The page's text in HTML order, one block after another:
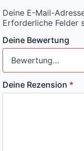
Deine E-Mail-
Erforderliche Felder
Deine Bewertung
Deine Rezension *